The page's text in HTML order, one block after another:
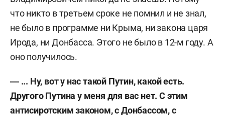
что никто в третьем сроке не помнил и не знал,
не было в программе ни Крыма, ни закона царя
Ирода, ни Донбасса. Этого не было в 12-м году. А
оно получилось.
― ... Ну, вот у нас такой Путин, какой есть.
Другого Путина у меня для вас нет. С этим
антисиротским законом, с Донбассом, с